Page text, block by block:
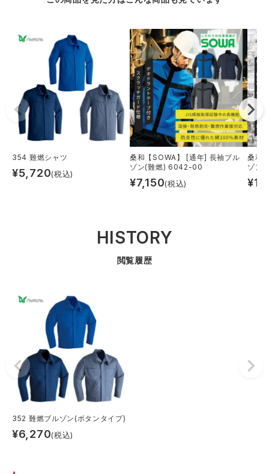
354 難燃シャツ
¥5,720(税込)
桑和【SOWA】 [通年] 長袖ブル
ゾン(難燃) 6042-00
¥7,150(税込)
桑和
ゾン
¥
HISTORY
閲覧履歴
352 難燃ブルゾン(ボタンタイプ)
¥6,270(税込)